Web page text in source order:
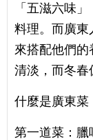
「五滋六味
料理。而廣東
來搭配他們
清淡，而冬春
什麼是廣東菜
第一道菜：臘